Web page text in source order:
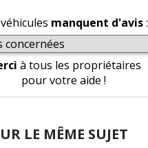
manquent d'avis:
à tous les propriétaires
pour votre aide !
LE MÊME SUJET